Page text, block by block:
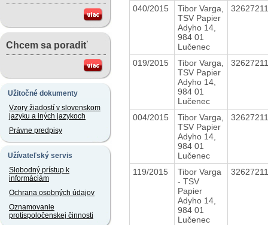
Chcem sa poradiť
Užitočné dokumenty
Vzory žiadostí v slovenskom
jazyku a iných jazykoch
Právne predpisy
Užívateľský servis
Slobodný prístup k
informáciám
Ochrana osobných údajov
Oznamovanie
protispoločenskej činnosti
040/2015
Tibor Varga,
TSV Papier
Adyho 14,
984 01
Lučenec
019/2015
Tibor Varga,
TSV Papier
Adyho 14,
984 01
Lučenec
004/2015
Tibor Varga,
TSV Papier
Adyho 14,
984 01
Lučenec
119/2015
Tibor Varga
- TSV
Papier
Adyho 14,
984 01
Lučenec